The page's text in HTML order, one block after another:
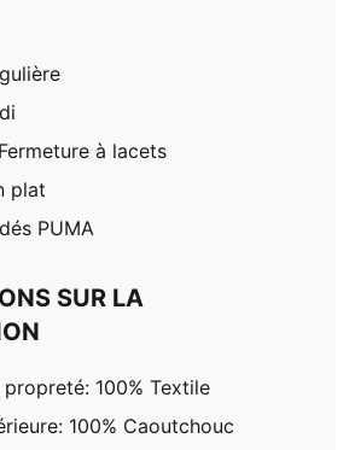
à lacets
plat
PUMA
SUR LA
100% Textile
100% Caoutchouc